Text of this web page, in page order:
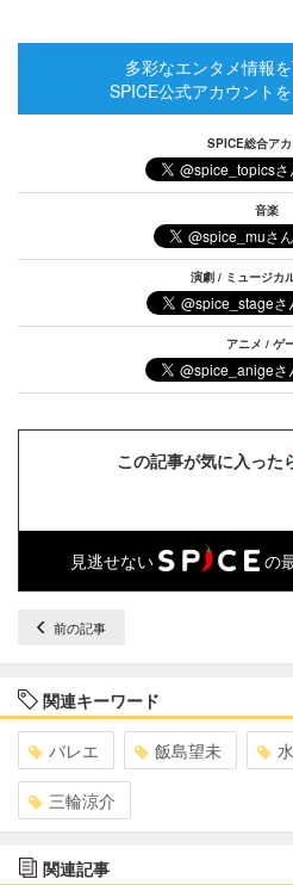
多彩なエンタメ情報
SPICE公式アカウント
SPICE総合アカ
音楽
演劇 / ミュージカ
アニメ / ゲ
この記事が気に入った
見逃せない の
前の記事
関連キーワード
バレエ 飯島望未
三輪涼介
関連記事